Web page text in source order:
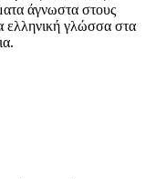
άγνωστα στους
ελληνική γλώσσα στα